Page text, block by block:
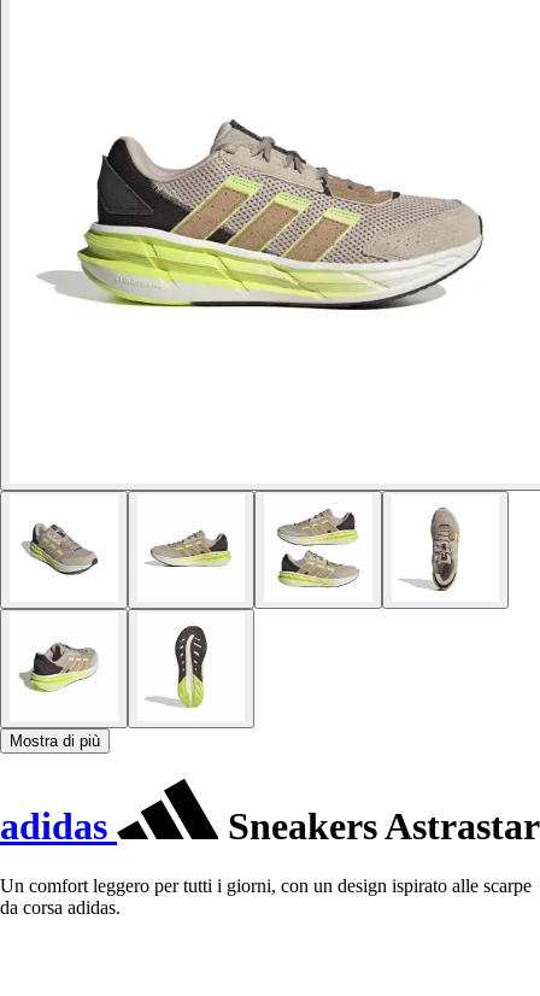
Mostra di più
adidas Sneakers Astrastar
Un comfort leggero per tutti i giorni, con un design ispirato alle scarpe
da corsa adidas.